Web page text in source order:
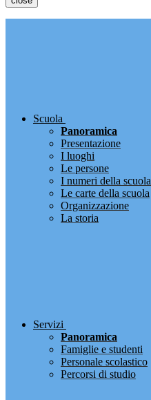
Scuola
Panoramica
Presentazione
I luoghi
Le persone
I numeri della scuola
Le carte della scuola
Organizzazione
La storia
Servizi
Panoramica
Famiglie e studenti
Personale scolastico
Percorsi di studio